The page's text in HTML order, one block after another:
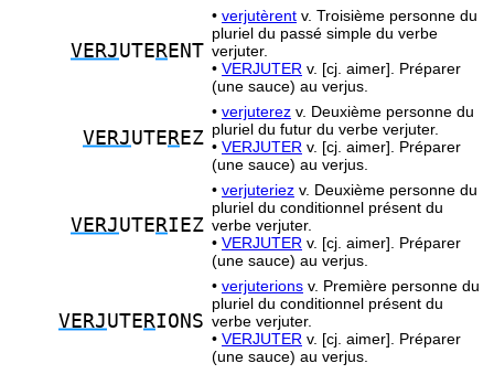
VERJUTE RENT
• verjutèrent v. Troisième personne du
pluriel du passé simple du verbe
verjuter.
• VERJUTER v. [cj. aimer]. Préparer
(une sauce) au verjus.
VERJUTE REZ
• verjuterez v. Deuxième personne du
pluriel du futur du verbe verjuter.
• VERJUTER v. [cj. aimer]. Préparer
(une sauce) au verjus.
VERJUTE RIEZ
• verjuteriez v. Deuxième personne du
pluriel du conditionnel présent du
verbe verjuter.
• VERJUTER v. [cj. aimer]. Préparer
(une sauce) au verjus.
VERJUTE RIONS
• verjuterions v. Première personne du
pluriel du conditionnel présent du
verbe verjuter.
• VERJUTER v. [cj. aimer]. Préparer
(une sauce) au verjus.